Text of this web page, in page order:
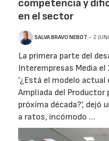
competencia y
en el sector
SALVA BRAVO NEBOT - 2
La primera parte del
Interempresas Media
'¿Está el modelo actual
Ampliada del Productor
próxima década?', dejó
a ratos, incómodo …